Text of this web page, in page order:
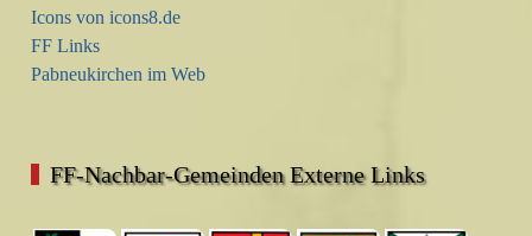
Icons von icons8.de
FF Links
Pabneukirchen im Web
FF-Nachbar-Gemeinden Externe Links